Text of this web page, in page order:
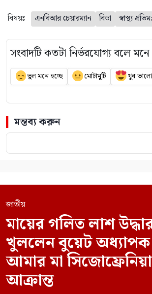
বিষয়ঃ এনবিআর চেয়ারম্যান বিডা স্বাস্থ্য
সংবাদটি কতটা নির্ভরযোগ্য বলে
ভুল মনে হচ্ছে মোটামুটি খুব ভালো
মন্তব্য করুন
জাতীয়
মায়ের গলিত লাশ
খুললেন বুয়েট
আমার মা
আক্রান্ত